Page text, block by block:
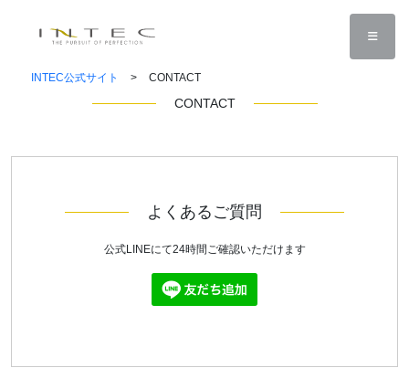
INTEC公式サイト > CONTACT
CONTACT
よくあるご質問
公式LINEにて24時間ご確認いただけます